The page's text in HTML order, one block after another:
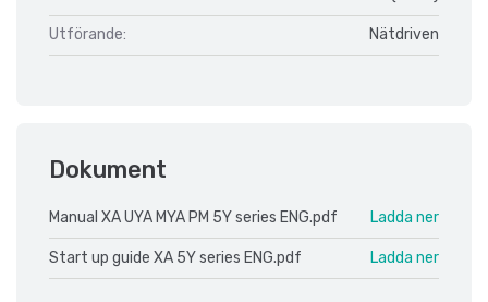
Utförande: Nätdriven
Dokument
Manual XA UYA MYA PM 5Y series ENG.pdf Ladda ner
Start up guide XA 5Y series ENG.pdf Ladda ner